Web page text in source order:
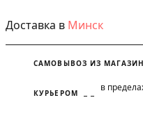
Доставка в Минск
САМОВЫВОЗ ИЗ
КУРЬЕРОМ в